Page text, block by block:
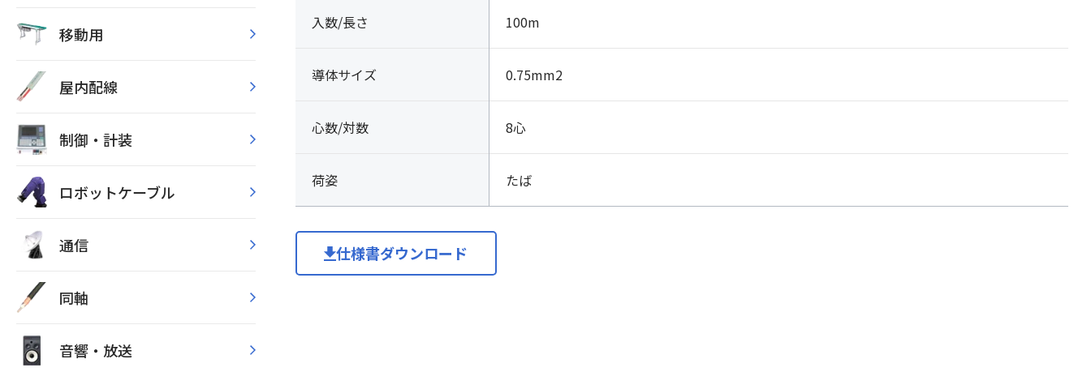
移動用
屋内配線
制御・計装
ロボットケーブル
通信
同軸
音響・放送
入数/長さ 100m
導体サイズ 0.75mm2
心数/対数 8心
荷姿 たば
仕様書ダウンロード